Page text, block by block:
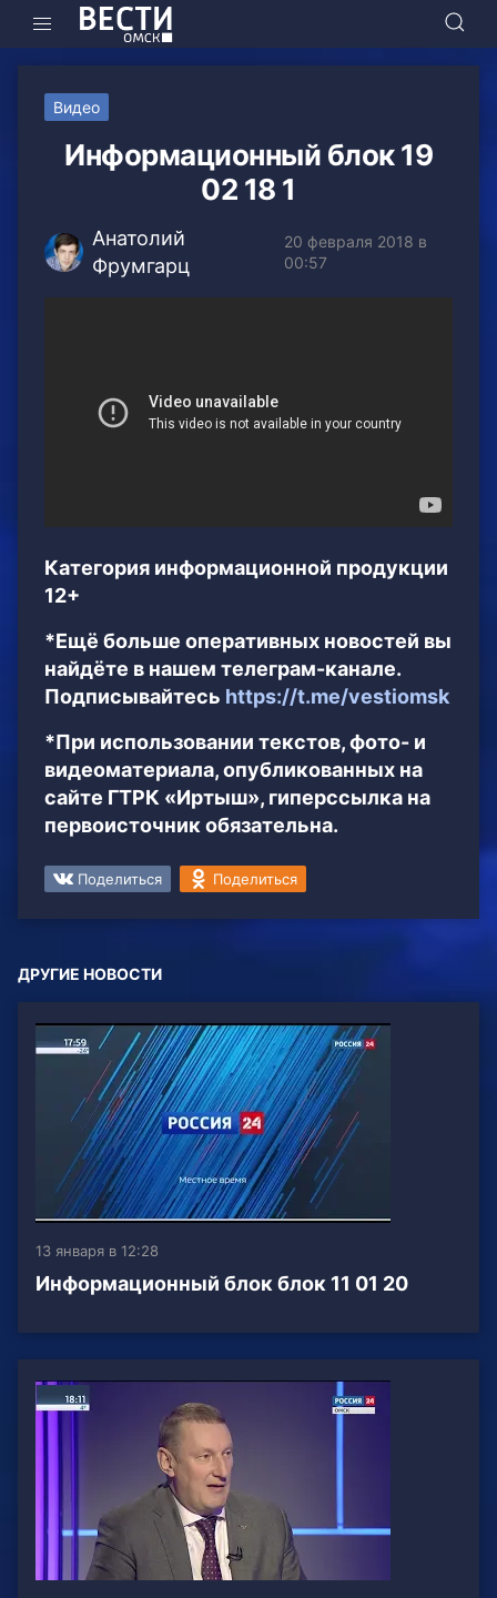
Видео
Информационный блок 19
02 18 1
Анатолий
Фрумгарц
20 февраля 2018 в
00:57
Категория информационной продукции
12+
*Ещё больше оперативных новостей вы
найдёте в нашем телеграм-канале.
Подписывайтесь https://t.me/vestiomsk
*При использовании текстов, фото- и
видеоматериала, опубликованных на
сайте ГТРК «Иртыш», гиперссылка на
первоисточник обязательна.
Поделиться Поделиться
ДРУГИЕ НОВОСТИ
13 января в 12:28
Информационный блок блок 11 01 20